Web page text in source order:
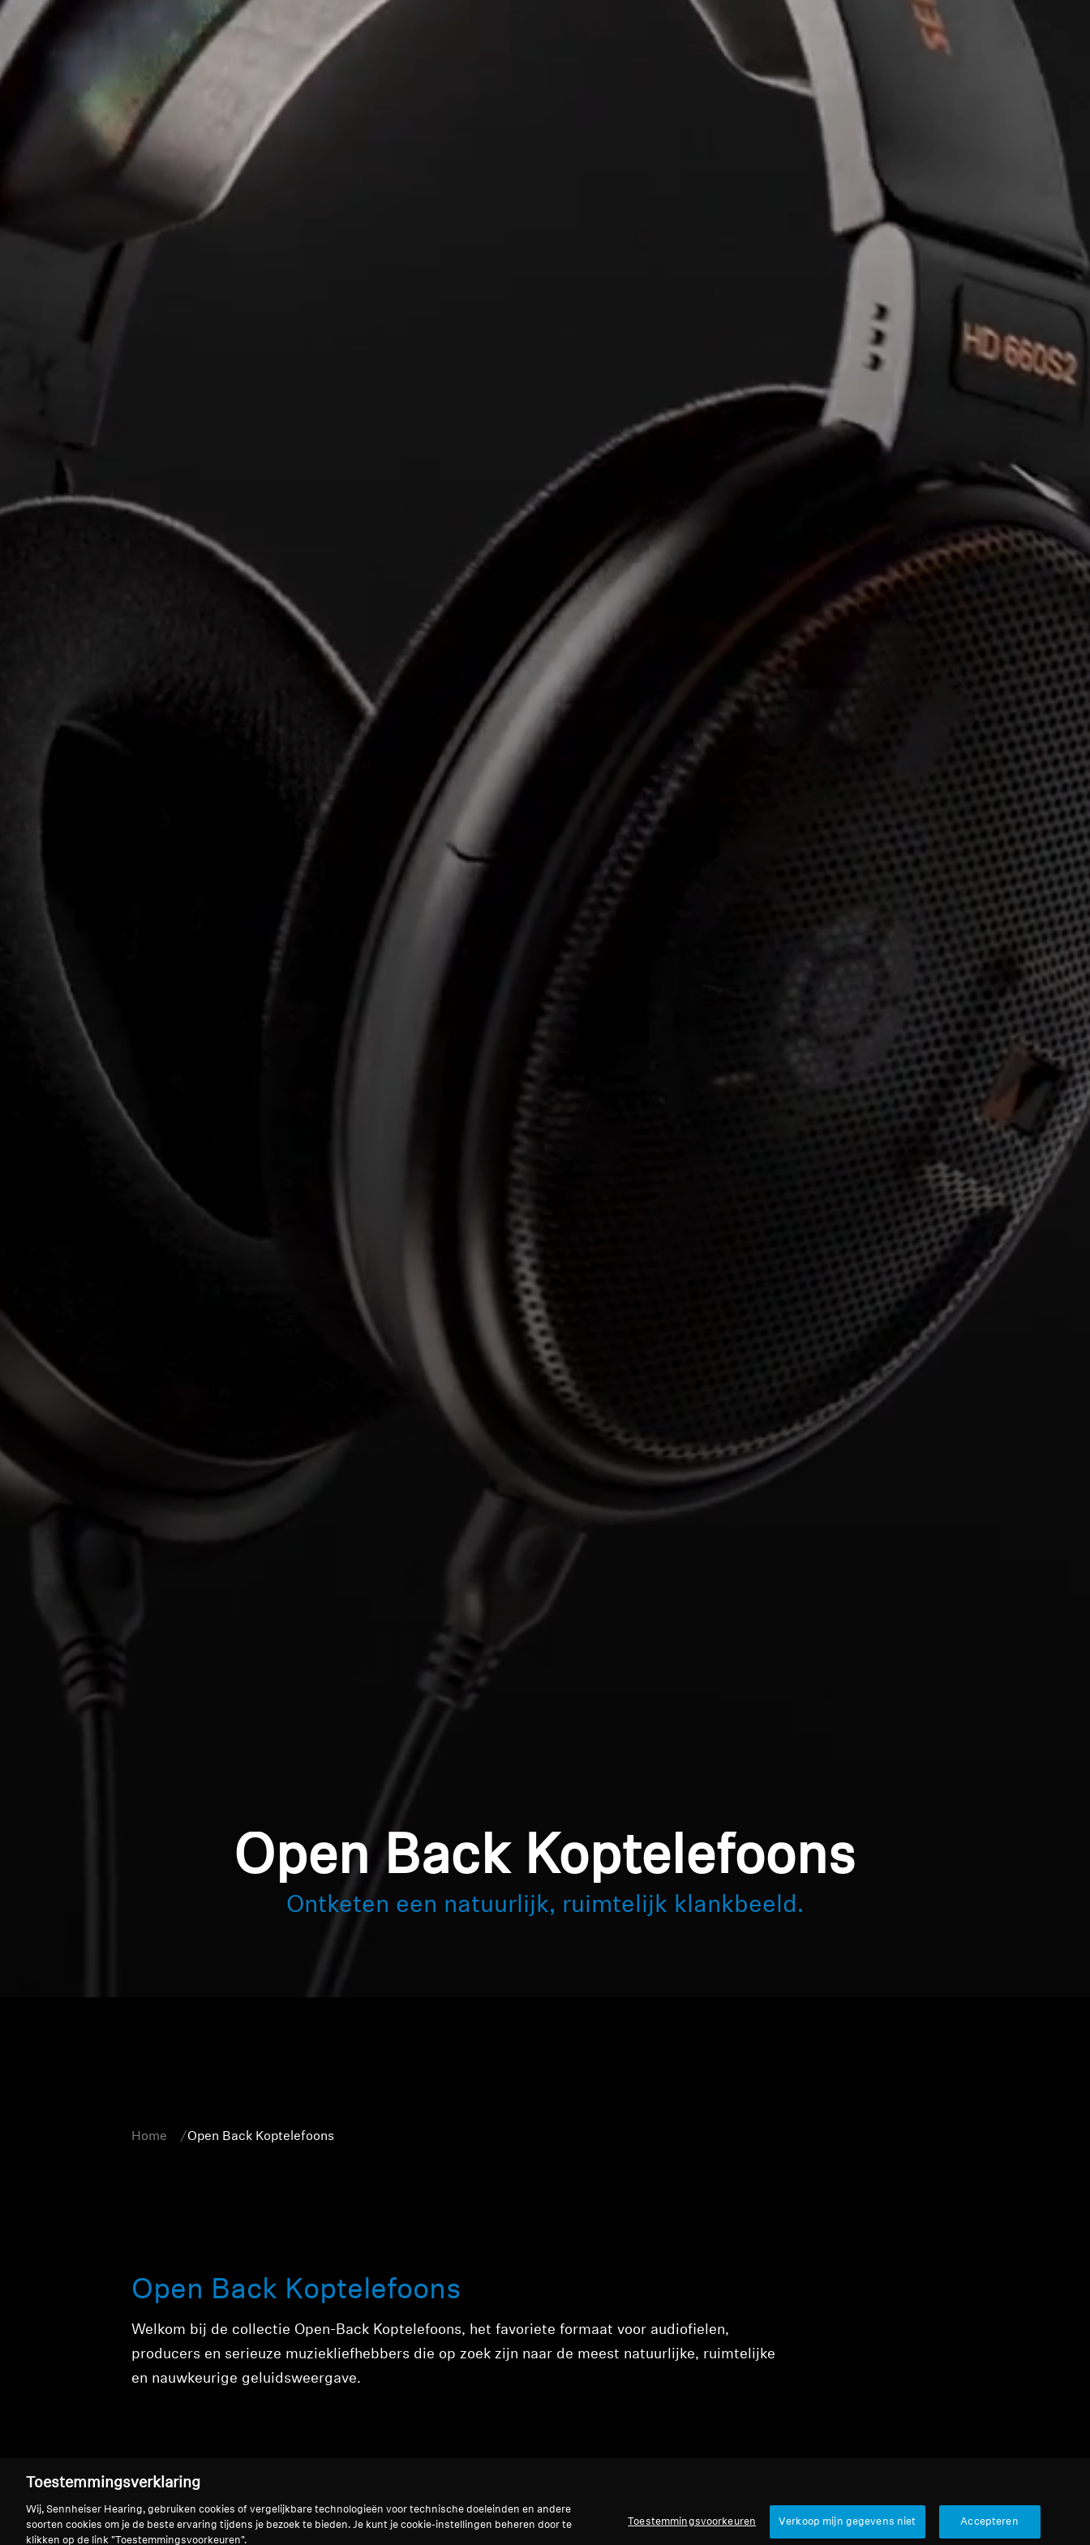
Open Back Koptelefoons
Ontketen een natuurlijk, ruimtelijk klankbeeld.
Home Open Back Koptelefoons
Open Back Koptelefoons
Welkom bij de collectie Open-Back Koptelefoons, het favoriete formaat voor audiofielen,
producers en serieuze muziekliefhebbers die op zoek zijn naar de meest natuurlijke, ruimtelijke
en nauwkeurige geluidsweergave.
Toestemmingsverklaring
Wij, Sennheiser Hearing, gebruiken cookies of vergelijkbare technologieën voor technische doeleinden en andere
soorten cookies om je de beste ervaring tijdens je bezoek te bieden. Je kunt je cookie-instellingen beheren door te
klikken op de link "Toestemmingsvoorkeuren".
Toestemmingsvoorkeuren Verkoop mijn gegevens niet Accepteren
Inloggen vereist
Meld u aan bij uw account om producten aan uw verlanglijst
toe te voegen en uw eerder opgeslagen artikelen te bekijken.
Login